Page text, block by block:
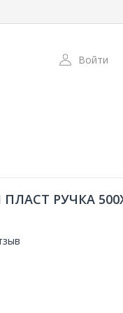
Войти
РУЧКА